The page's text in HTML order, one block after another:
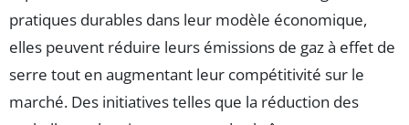
pratiques durables dans leur modèle économique,
elles peuvent réduire leurs émissions de gaz à effet de
serre tout en augmentant leur compétitivité sur le
marché. Des initiatives telles que la réduction des